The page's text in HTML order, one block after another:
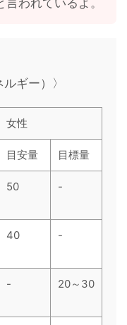
われているよ。
ギー）〉
女性
目安量 目標量
50 -
40 -
- 20～30